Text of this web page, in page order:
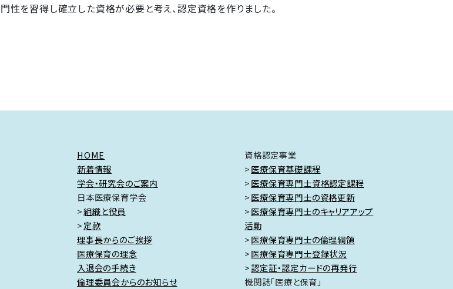
性を習得し確立した資格が必要と考え、認定資格を作りました。
HOME
新着情報
学会・研究会のご案内
日本医療保育学会
組織と役員
定款
理事長からのご挨拶
医療保育の理念
入退会の手続き
倫理委員会からのお知らせ
資格認定事業
医療保育基礎課程
医療保育専門士資格認定課程
医療保育専門士の資格更新
医療保育専門士のキャリアアップ
活動
医療保育専門士の倫理綱領
医療保育専門士登録状況
認定証・認定カードの再発行
機関誌「医療と保育」